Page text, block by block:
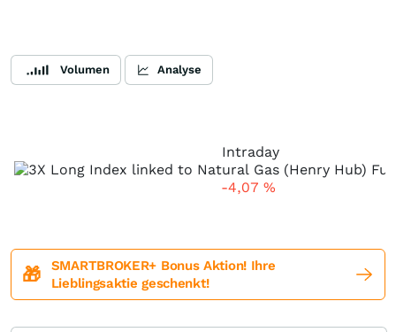
Volumen Analyse
Intraday
-4,07 %
🎁
SMARTBROKER+ Bonus Aktion! Ihre
Lieblingsaktie geschenkt!